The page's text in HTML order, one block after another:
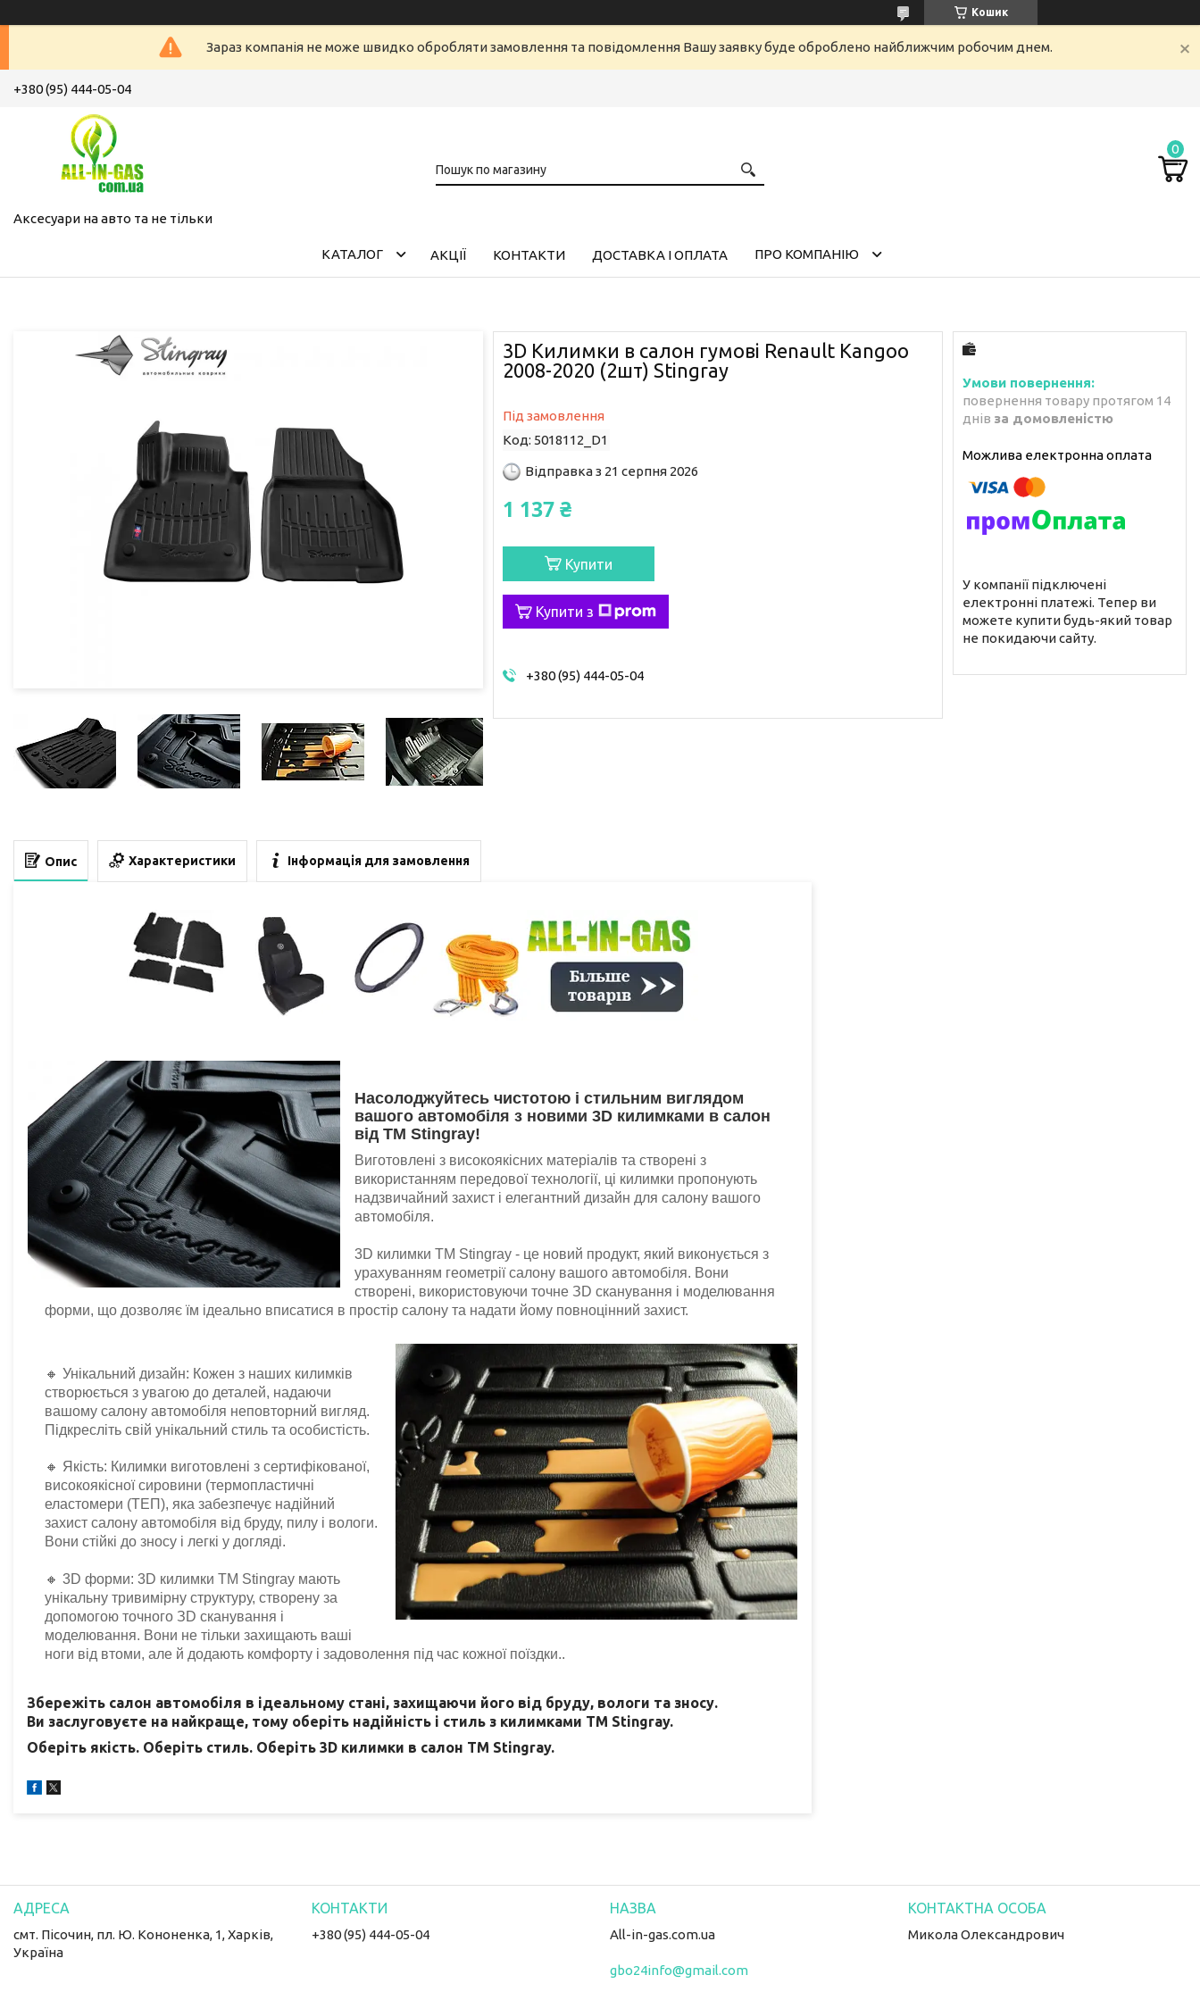
Кошик
Зараз компанія не може швидко обробляти замовлення та повідомлення Вашу заявку буде оброблено найближчим робочим днем.
+380 (95) 444-05-04
Аксесуари на авто та не тільки
КАТАЛОГ АКЦІЇ КОНТАКТИ ДОСТАВКА І ОПЛАТА ПРО КОМПАНІЮ
3D Килимки в салон гумові Renault Kangoo
2008-2020 (2шт) Stingray
Під замовлення
Код: 5018112_D1
Відправка з 21 серпня 2026
1 137 ₴
Купити
Купити з
+380 (95) 444-05-04
повернення товару протягом 14
днів за домовленістю
У компанії підключені
електронні платежі. Тепер ви
можете купити будь-який товар
не покидаючи сайту.
Опис Характеристики Інформація для замовлення
Насолоджуйтесь чистотою і стильним виглядом
вашого автомобіля з новими 3D килимками в салон
від TM Stingray!
Виготовлені з високоякісних матеріалів та створені з
використанням передової технології, ці килимки пропонують
надзвичайний захист і елегантний дизайн для салону вашого
автомобіля.
3D килимки TM Stingray - це новий продукт, який виконується з
урахуванням геометрії салону вашого автомобіля. Вони
створені, використовуючи точне ЗD сканування і моделювання
форми, що дозволяє їм ідеально вписатися в простір салону та надати йому повноцінний захист.
🔸 Унікальний дизайн: Кожен з наших килимків
створюється з увагою до деталей, надаючи
вашому салону автомобіля неповторний вигляд.
Підкресліть свій унікальний стиль та особистість.
🔸 Якість: Килимки виготовлені з сертифікованої,
високоякісної сировини (термопластичні
еластомери (ТЕП), яка забезпечує надійний
захист салону автомобіля від бруду, пилу і вологи.
Вони стійкі до зносу і легкі у догляді.
🔸 3D форми: 3D килимки TM Stingray мають
унікальну тривимірну структуру, створену за
допомогою точного ЗD сканування і
моделювання. Вони не тільки захищають ваші
ноги від втоми, але й додають комфорту і задоволення під час кожної поїздки..
Збережіть салон автомобіля в ідеальному стані, захищаючи його від бруду, вологи та зносу.
Ви заслуговуєте на найкраще, тому оберіть надійність і стиль з килимками TM Stingray.
Оберіть якість. Оберіть стиль. Оберіть 3D килимки в салон TM Stingray.
смт. Пісочин, пл. Ю. Кононенка, 1, Харків,
Україна
+380 (95) 444-05-04 All-in-gas.com.ua
gbo24info@gmail.com
Микола Олександрович